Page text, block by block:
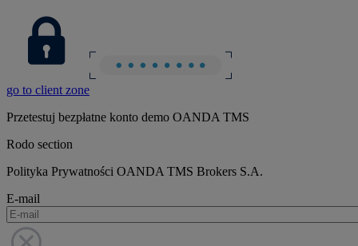
go to client zone
Przetestuj bezpłatne konto demo OANDA TMS
Rodo section
Polityka Prywatności OANDA TMS Brokers S.A.
E-mail